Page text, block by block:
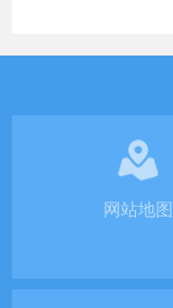
网站地图